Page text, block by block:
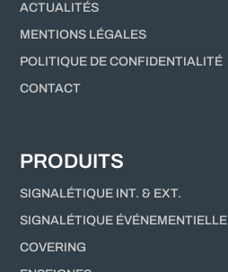
ACTUALITÉS
MENTIONS LÉGALES
POLITIQUE DE CONFIDENTIALITÉ
CONTACT
PRODUITS
SIGNALÉTIQUE INT. & EXT.
SIGNALÉTIQUE ÉVÉNEMENTIELLE
COVERING